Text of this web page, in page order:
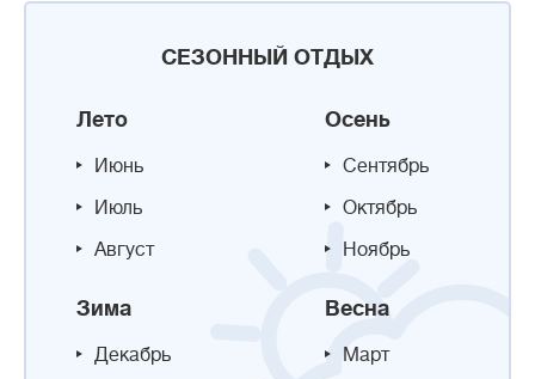
СЕЗОННЫЙ ОТДЫХ
Лето
Июнь
Июль
Август
Осень
Сентябрь
Октябрь
Ноябрь
Зима
Декабрь
Весна
Март